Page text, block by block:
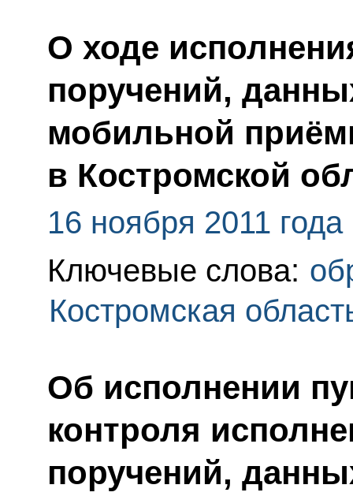
О ходе
поручений,
мобильной
в Костромской
16 ноября 2011 года
Ключевые слова:
Костромская
Об исполнении
контроля
поручений,